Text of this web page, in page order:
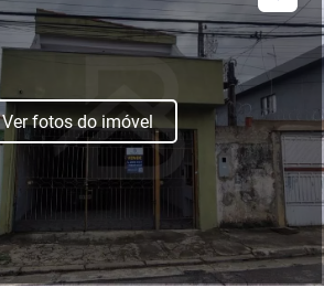
Ver fotos do imóvel